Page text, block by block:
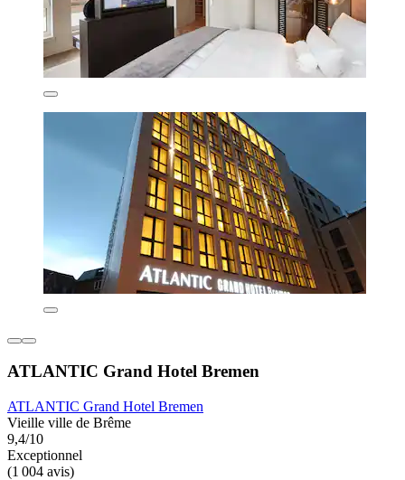
ATLANTIC Grand Hotel Bremen
ATLANTIC Grand Hotel Bremen
Vieille ville de Brême
9,4/10
Exceptionnel
(1 004 avis)